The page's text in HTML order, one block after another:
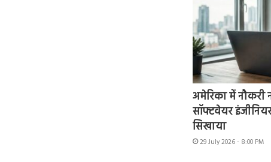
अमेरिका में नौकरी
सॉफ्टवेयर
सिखाया
29 July 2026 - 8:00 PM